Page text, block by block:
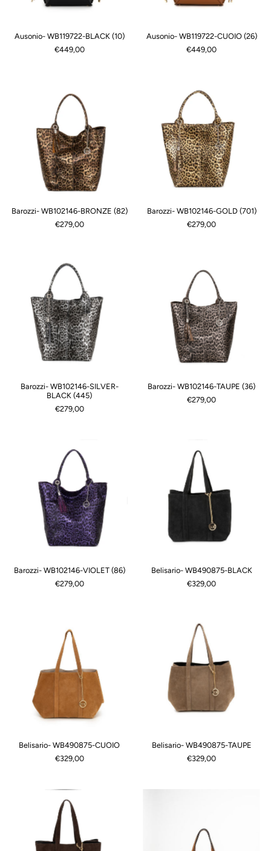
Ausonio- WB119722-BLACK (10)
€449,00
Ausonio- WB119722-CUOIO (26)
€449,00
Barozzi- WB102146-BRONZE (82)
€279,00
Barozzi- WB102146-GOLD (701)
€279,00
Barozzi- WB102146-SILVER-
BLACK (445)
€279,00
Barozzi- WB102146-TAUPE (36)
€279,00
Barozzi- WB102146-VIOLET (86)
€279,00
Belisario- WB490875-BLACK
€329,00
Belisario- WB490875-CUOIO
€329,00
Belisario- WB490875-TAUPE
€329,00